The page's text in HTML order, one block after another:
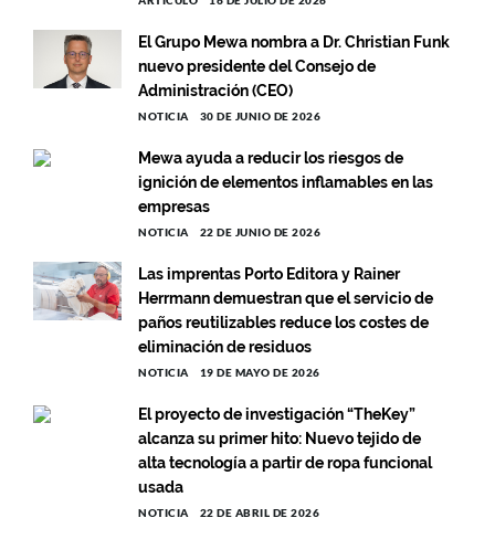
El Grupo Mewa nombra a Dr. Christian Funk
nuevo presidente del Consejo de
Administración (CEO)
NOTICIA 30 DE JUNIO DE 2026
Mewa ayuda a reducir los riesgos de
ignición de elementos inflamables en las
empresas
NOTICIA 22 DE JUNIO DE 2026
Las imprentas Porto Editora y Rainer
Herrmann demuestran que el servicio de
paños reutilizables reduce los costes de
eliminación de residuos
NOTICIA 19 DE MAYO DE 2026
El proyecto de investigación “TheKey”
alcanza su primer hito: Nuevo tejido de
alta tecnología a partir de ropa funcional
usada
NOTICIA 22 DE ABRIL DE 2026